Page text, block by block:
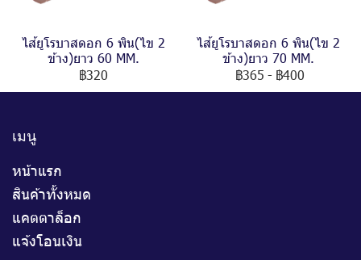
ไส้ยูโรบาสดอก 6 พิน(ไข 2
ข้าง)ยาว 60 MM.
฿320
ไส้ยูโรบาสดอก 6 พิน(ไข 2
ข้าง)ยาว 70 MM.
฿365 - ฿400
เมนู
หน้าแรก
สินค้าทั้งหมด
แคตตาล็อก
แจ้งโอนเงิน